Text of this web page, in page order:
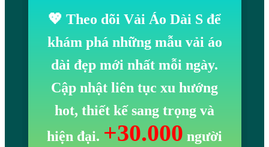
💖 Theo dõi Vải Áo Dài S để
khám phá những mẫu vải áo
dài đẹp mới nhất mỗi ngày.
Cập nhật liên tục xu hướng
hot, thiết kế sang trọng và
hiện đại. +30.000 người